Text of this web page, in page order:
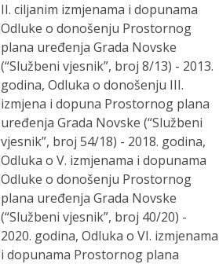
II. ciljanim izmjenama i dopunama
Odluke o donošenju Prostornog
plana uređenja Grada Novske
(“Službeni vjesnik”, broj 8/13) - 2013.
godina, Odluka o donošenju III.
izmjena i dopuna Prostornog plana
uređenja Grada Novske (“Službeni
vjesnik”, broj 54/18) - 2018. godina,
Odluka o V. izmjenama i dopunama
Odluke o donošenju Prostornog
plana uređenja Grada Novske
(“Službeni vjesnik”, broj 40/20) -
2020. godina, Odluka o VI. izmjenama
i dopunama Prostornog plana